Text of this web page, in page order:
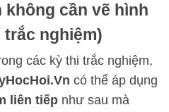
không cần vẽ hình
nghiệm)
các kỳ thi trắc nghiệm,
có thể áp dụng
liên tiếp như sau mà